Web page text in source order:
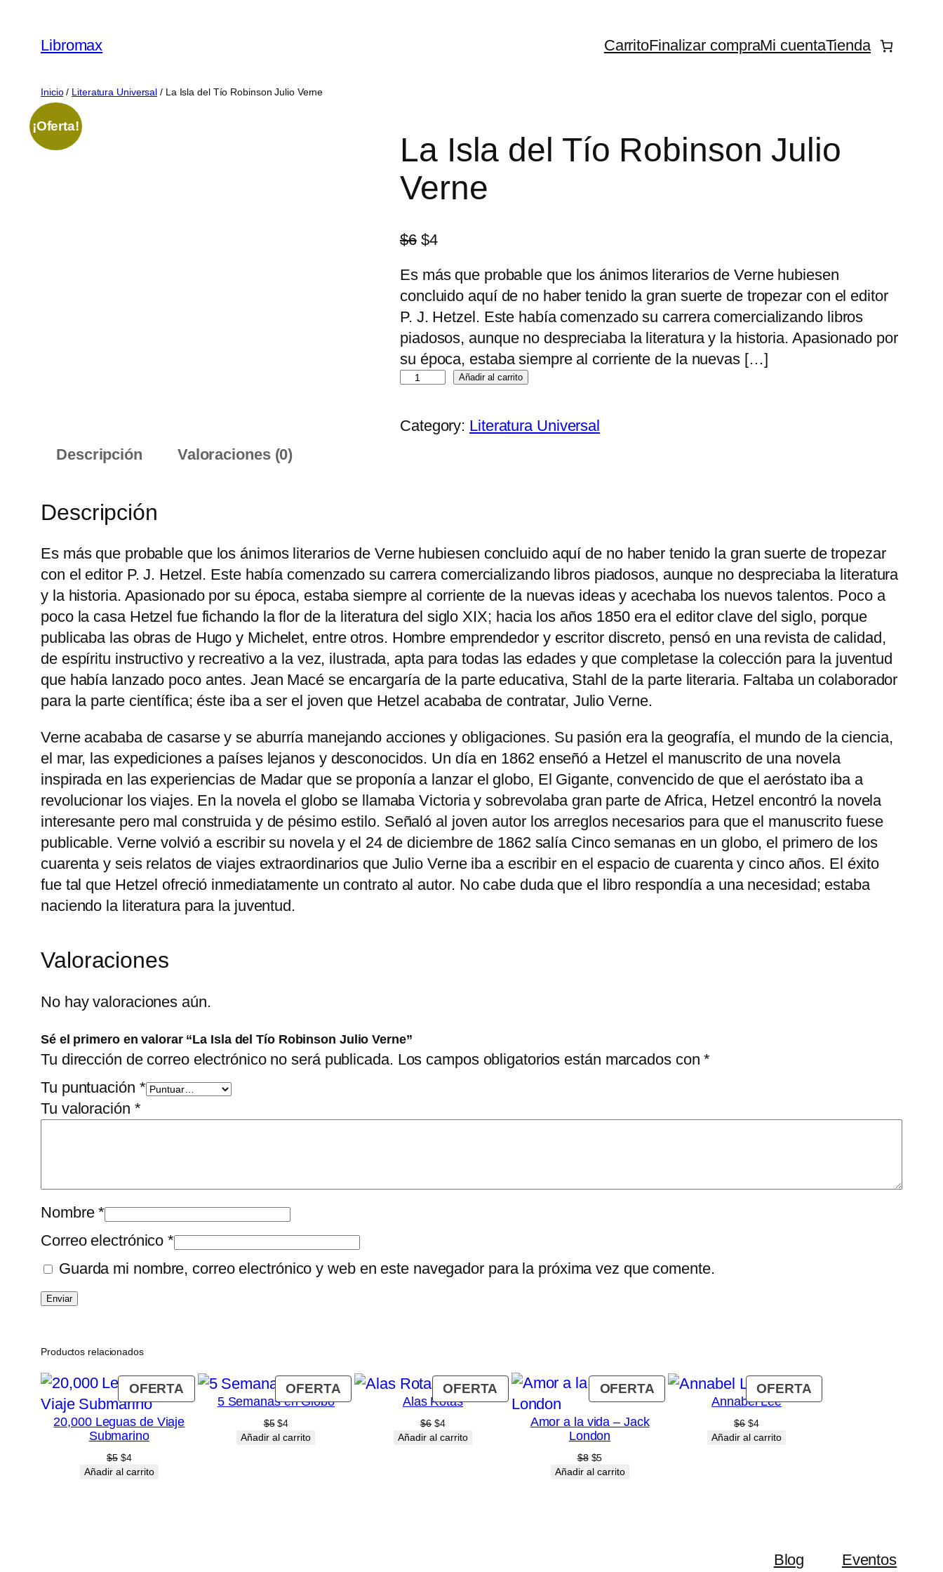
contenido
Libromax CarritoFinalizar compraMi cuentaTienda
Inicio/ Literatura Universal / La Isla del Tío Robinson Julio Verne
¡Oferta!
La Isla del Tío Robinson Julio
Verne
$6 E
p
r
e
c
i
o
r
l
e
r
a
:
$
6
$4E
p
r
e
c
i
o
c
s
:
$
4
.
Es más que probable que los ánimos literarios de Verne hubiesen
concluido aquí de no haber tenido la gran suerte de tropezar con el editor
P. J. Hetzel. Este había comenzado su carrera comercializando libros
piadosos, aunque no despreciaba la literatura y la historia. Apasionado por
su época, estaba siempre al corriente de la nuevas […]
L
I
l
T
í
o
R
o
b
i
s
o
n
J
u
l
i
o
a
n
d
Añadir al carrito
Category: Literatura Universal
Descripción
Valoraciones (0)
Descripción
Es más que probable que los ánimos literarios de Verne hubiesen concluido aquí de no haber tenido la gran suerte de tropezar
con el editor P. J. Hetzel. Este había comenzado su carrera comercializando libros piadosos, aunque no despreciaba la literatura
y la historia. Apasionado por su época, estaba siempre al corriente de la nuevas ideas y acechaba los nuevos talentos. Poco a
poco la casa Hetzel fue fichando la flor de la literatura del siglo XIX; hacia los años 1850 era el editor clave del siglo, porque
publicaba las obras de Hugo y Michelet, entre otros. Hombre emprendedor y escritor discreto, pensó en una revista de calidad,
de espíritu instructivo y recreativo a la vez, ilustrada, apta para todas las edades y que completase la colección para la juventud
que había lanzado poco antes. Jean Macé se encargaría de la parte educativa, Stahl de la parte literaria. Faltaba un colaborador
para la parte científica; éste iba a ser el joven que Hetzel acababa de contratar, Julio Verne.
Verne acababa de casarse y se aburría manejando acciones y obligaciones. Su pasión era la geografía, el mundo de la ciencia,
el mar, las expediciones a países lejanos y desconocidos. Un día en 1862 enseñó a Hetzel el manuscrito de una novela
inspirada en las experiencias de Madar que se proponía a lanzar el globo, El Gigante, convencido de que el aeróstato iba a
revolucionar los viajes. En la novela el globo se llamaba Victoria y sobrevolaba gran parte de Africa, Hetzel encontró la novela
interesante pero mal construida y de pésimo estilo. Señaló al joven autor los arreglos necesarios para que el manuscrito fuese
publicable. Verne volvió a escribir su novela y el 24 de diciembre de 1862 salía Cinco semanas en un globo, el primero de los
cuarenta y seis relatos de viajes extraordinarios que Julio Verne iba a escribir en el espacio de cuarenta y cinco años. El éxito
fue tal que Hetzel ofreció inmediatamente un contrato al autor. No cabe duda que el libro respondía a una necesidad; estaba
naciendo la literatura para la juventud.
Valoraciones
No hay valoraciones aún.
Sé el primero en valorar “La Isla del Tío Robinson Julio Verne”
Tu dirección de correo electrónico no será publicada. Los campos obligatorios están marcados con*
Tu puntuación *
Tu valoración *
Nombre*
Correo electrónico*
Guarda mi nombre, correo electrónico y web en este navegador para la próxima vez que comente.
Productos relacionados
OFERTA PRODUCTO
EN
OFERTA
20,000 Leguas de Viaje
Submarino
$5 El
precio
$4El
precio
Añadir al carrito
OFERTAPRODUCTO
EN
5 Semanas en Globo
$5 El
precio
$4El
precio
Añadir al carrito
OFERTA PRODUCTO
EN
OFERTA
Alas Rotas
$6 El
precio
$4El
precio
Añadir al carrito
OFERTAPRODUCTO
EN
Amor a la vida – Jack
London
$8 El
precio
$5El
precio
Añadir al carrito
OFERTAPRODUCTO
EN
Annabel Lee
$6 El
precio
$4El
precio
Añadir al carrito
Blog Eventos